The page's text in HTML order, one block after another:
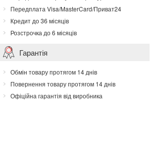
Передплата Visa/MasterCard/Приват24
Кредит до 36 місяців
Розстрочка до 6 місяців
Гарантія
Обмін товару протягом 14 днів
Повернення товару протягом 14 днів
Офіційна гарантія від виробника